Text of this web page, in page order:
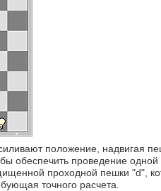
положение, надвигая
обеспечить проведение
проходной пешки "d",
точного расчета.